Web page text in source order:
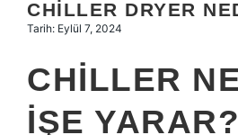
Hakkımızda
CHILLER DRYER
Tarih: Eylül 7, 2024
CHILLER
IŞE YARAR?